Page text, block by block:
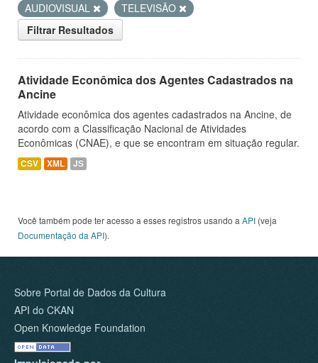
AUDIOVISUAL
TELEVISÃO
Filtrar Resultados
Atividade Econômica dos Agentes Cadastrados na
Ancine
Atividade econômica dos agentes cadastrados na Ancine, de
acordo com a Classificação Nacional de Atividades
Econômicas (CNAE), e que se encontram em situação regular.
CSV XML JS
Você também pode ter acesso a esses registros usando a API (veja
Documentação da API).
Sobre Portal de Dados da Cultura
API do CKAN
Open Knowledge Foundation